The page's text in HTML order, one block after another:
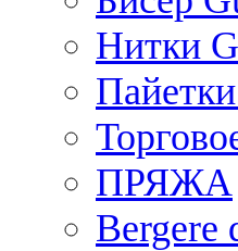
Нитки
ПРЯЖА
Bergere